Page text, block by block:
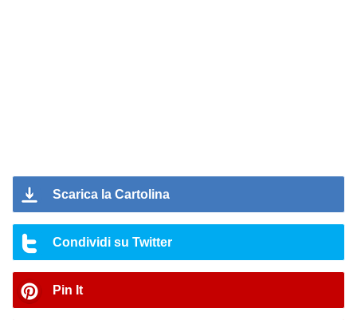
Scarica la Cartolina
Condividi su Twitter
Pin It